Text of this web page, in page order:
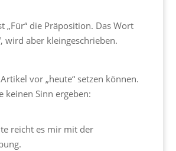
„Für“ die Präposition. Das Wort
wird aber kleingeschrieben.
vor „heute“ setzen können.
keinen Sinn ergeben:
reicht es mir mit der